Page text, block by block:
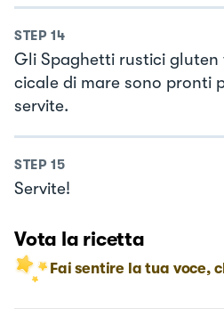
STEP 14
Gli Spaghetti rustici gluten
cicale di mare sono pronti
servite.
STEP 15
Servite!
Vota la ricetta
Fai sentire la tua voce,